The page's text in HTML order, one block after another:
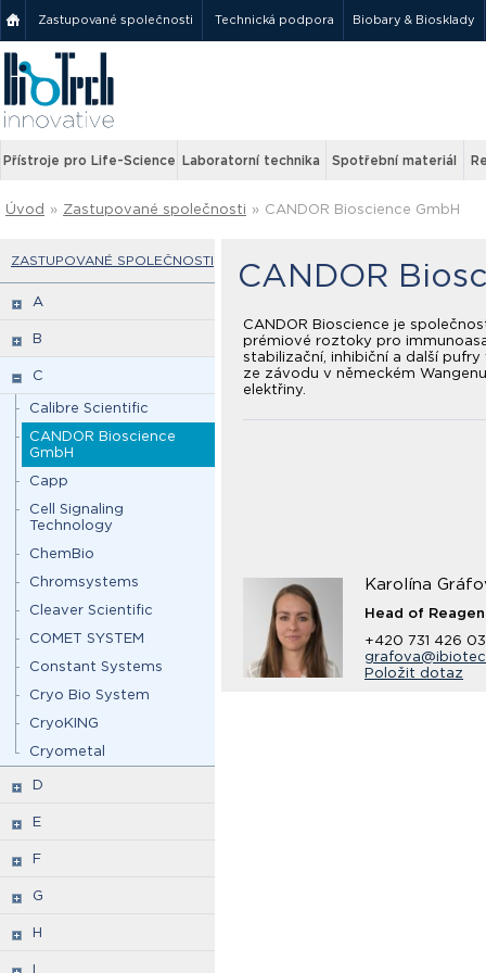
Zastupované společnosti Technická podpora Biobary & Biosklady
Přístroje pro Life-Science Laboratorní technika Spotřební materiál
Úvod » Zastupované společnosti » CANDOR Bioscience GmbH
ZASTUPOVANÉ SPOLEČNOSTI
A
B
C
Calibre Scientific
CANDOR Bioscience
GmbH
Capp
Cell Signaling
Technology
ChemBio
Chromsystems
Cleaver Scientific
COMET SYSTEM
Constant Systems
Cryo Bio System
CryoKING
Cryometal
D
E
F
G
H
I
CANDOR
CANDOR Bioscience je
prémiové roztoky pro
stabilizační, inhibiční a další
ze závodu v německém
elektřiny.
Karolína
Head of
+420 731 426
Položit dotaz